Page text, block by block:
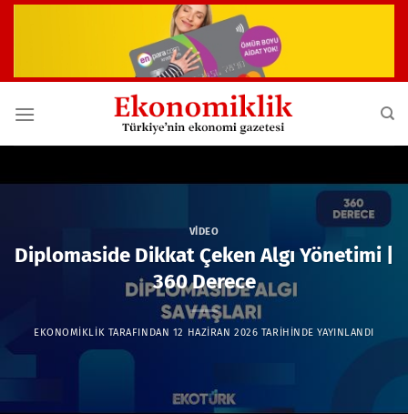
VIDEO
Diplomaside Dikkat Çeken Algı Yönetimi |
360 Derece
EKONOMIKLIK TARAFINDAN 12 HAZIRAN 2026 TARIHINDE YAYINLANDI